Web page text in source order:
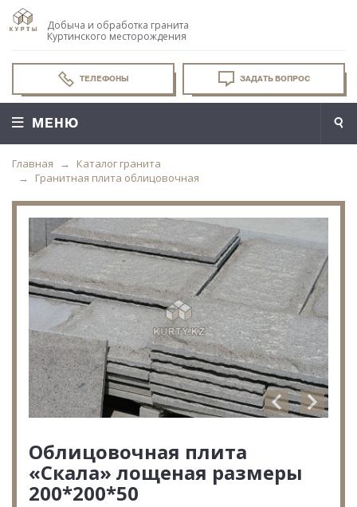
Добыча и обработка гранита
Куртинского месторождения
ТЕЛЕФОНЫ ЗАДАТЬ ВОПРОС
МЕНЮ
Главная
Каталог гранита
Гранитная плита облицовочная
Облицовочная плита
«Скала» лощеная размеры
200*200*50